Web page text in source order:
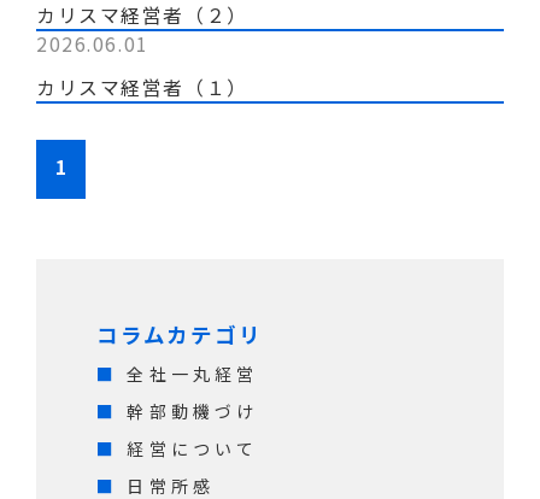
カリスマ経営者（２）
2026.06.01
カリスマ経営者（１）
1
コラムカテゴリ
全社一丸経営
幹部動機づけ
経営について
日常所感